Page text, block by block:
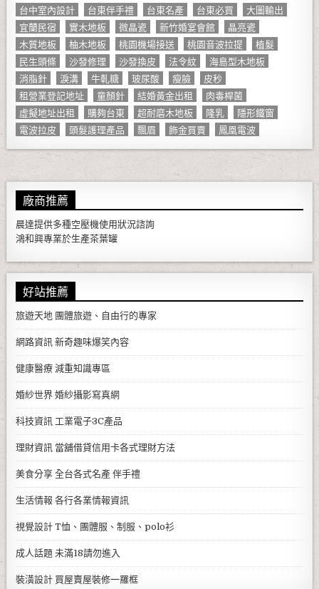
台中室內設計
台東伴手禮 台東名產 台東必買
大圖輸出
宜蘭民宿
實木地板 微晶瓷 新竹婚宴會館
晶亮瓷
木質地板
柚木地板 桃園機場接送 桃園音波拉提
植髮
民生頭條
沙發修理 沙發換皮 法令紋
海島型木地板
消脂針
淚溝 牛軋糖 玻尿酸 瘦臉
皮秒
租營業登記地址
童顏針 結婚黃金出租
肉毒桿菌
虛擬地址出租
購夠台東 超耐磨木地板 隆乳
隱形鐵窗
電波拉皮
頭髮護理產品 飄眉 飾金買賣 鳳凰電波
廠商推薦
晨達提供多種空壓機使用狀況諮詢
鴻和興專業於生產茶葉罐
好站推薦
旅遊天地 團體旅遊、自由行的專家
網路資訊 新奇趣味爆笑內容
健康醫療 減重知識專區
婚紗世界 婚紗攝影寫真網
科技資訊 工業電子3C產品
理財資訊 當舖借貸信用卡各式理財方法
美食分享 全台各式名產 伴手禮
生活情報 各行各業情報資訊
視覺設計 T恤、團體服、制服、polo衫
成人話題 未滿18請勿進入
裝潢設計 買屋賣屋裝修一羅框